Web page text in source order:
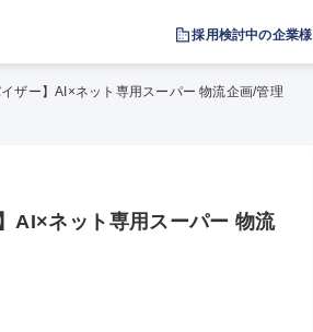
採用検討中の企業様
ザー】AI×ネット専用スーパー 物流企画/管理
AI×ネット専用スーパー 物流